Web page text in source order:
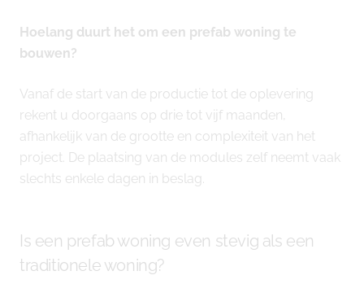
Hoelang duurt het om een prefab woning te
bouwen?
Vanaf de start van de productie tot de oplevering
rekent u doorgaans op drie tot vijf maanden,
afhankelijk van de grootte en complexiteit van het
project. De plaatsing van de modules zelf neemt vaak
slechts enkele dagen in beslag.
Is een prefab woning even stevig als een
traditionele woning?